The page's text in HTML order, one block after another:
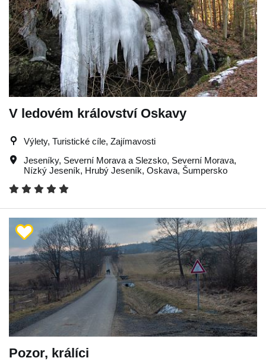
V ledovém království Oskavy
Výlety, Turistické cíle, Zajímavosti
Jeseníky, Severní Morava a Slezsko, Severní Morava,
Nízký Jeseník, Hrubý Jeseník, Oskava, Šumpersko
Pozor, králíci